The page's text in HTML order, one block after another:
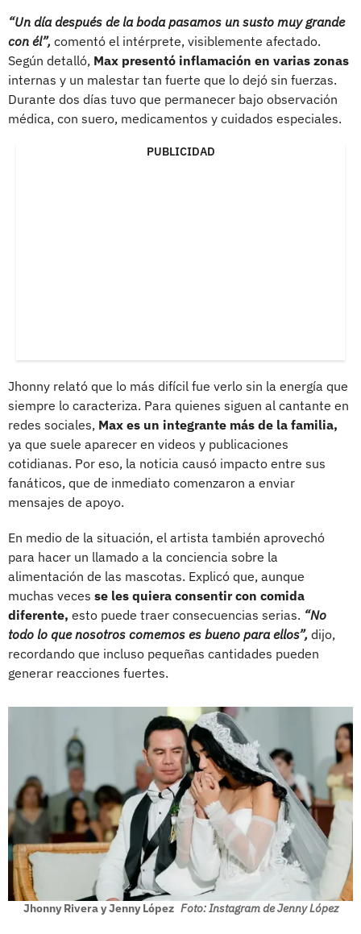
“Un día después de la boda pasamos un susto muy grande
con él”, comentó el intérprete, visiblemente afectado.
Según detalló, Max presentó inflamación en varias zonas
internas y un malestar tan fuerte que lo dejó sin fuerzas.
Durante dos días tuvo que permanecer bajo observación
médica, con suero, medicamentos y cuidados especiales.
PUBLICIDAD
Jhonny relató que lo más difícil fue verlo sin la energía que
siempre lo caracteriza. Para quienes siguen al cantante en
redes sociales, Max es un integrante más de la familia,
ya que suele aparecer en videos y publicaciones
cotidianas. Por eso, la noticia causó impacto entre sus
fanáticos, que de inmediato comenzaron a enviar
mensajes de apoyo.
En medio de la situación, el artista también aprovechó
para hacer un llamado a la conciencia sobre la
alimentación de las mascotas. Explicó que, aunque
muchas veces se les quiera consentir con comida
diferente, esto puede traer consecuencias serias. “No
todo lo que nosotros comemos es bueno para ellos”, dijo,
recordando que incluso pequeñas cantidades pueden
generar reacciones fuertes.
Jhonny Rivera y Jenny López Foto: Instagram de Jenny López